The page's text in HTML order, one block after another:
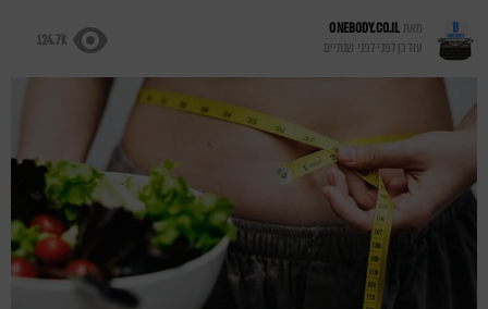
מאתONEBODY.CO.IL
עודכן לפנילפני שנתיים 124.7k